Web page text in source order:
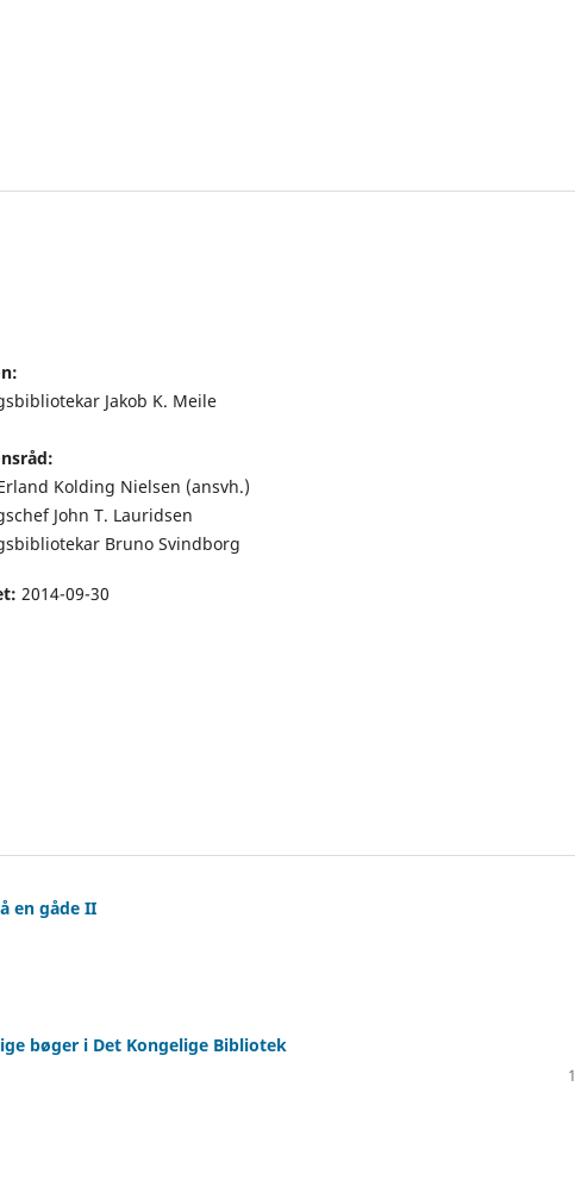
Jakob K. Meile
Kolding Nielsen (ansvh.)
John T. Lauridsen
Bruno Svindborg
2014-09-30
en gåde II
bøger i Det Kongelige Bibliotek